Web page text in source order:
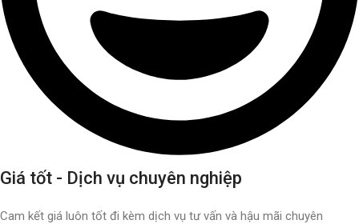
Giá tốt - Dịch vụ chuyên nghiệp
Cam kết giá luôn tốt đi kèm dịch vụ tư vấn và hậu mãi chuyên